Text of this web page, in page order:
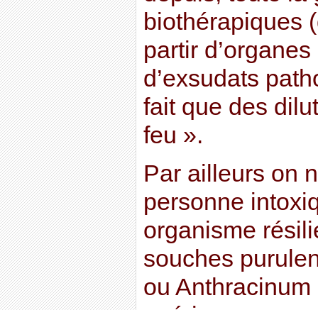
biothérapiques
partir
d’exsudats
fait que des
feu ».
Par ailleurs on
personne
organisme
souches
ou